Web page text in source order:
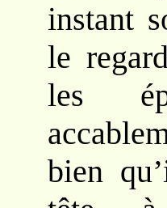
instant
le
les
bien